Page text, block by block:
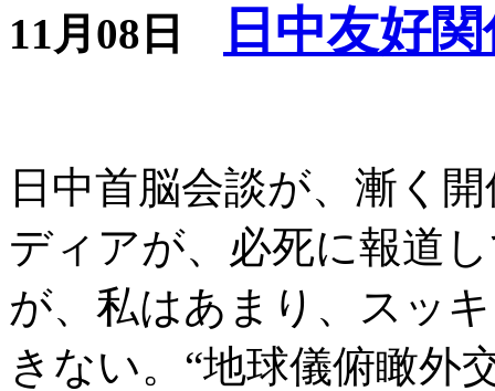
11月08日
日中友好
日中首脳会談が、漸く
ディアが、必死に報道
が、私はあまり、スッ
きない。“地球儀俯瞰外